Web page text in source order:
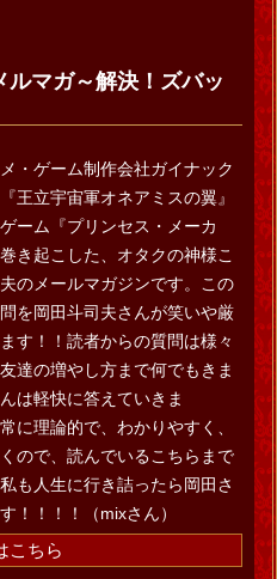
ルマガ～解決！ズバッ
・ゲーム制作会社ガイナック
王立宇宙軍オネアミスの翼』
ーム『プリンセス・メーカ
き起こした、オタクの神様こ
のメールマガジンです。この
を岡田斗司夫さんが笑いや厳
す！！読者からの質問は様々
達の増やし方まで何でもきま
は軽快に答えていきま
に理論的で、わかりやすく、
ので、読んでいるこちらまで
も人生に行き詰ったら岡田さ
！！！！（mixさん）
こちら